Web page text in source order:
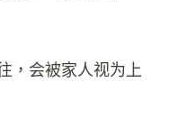
，会被家人视为上